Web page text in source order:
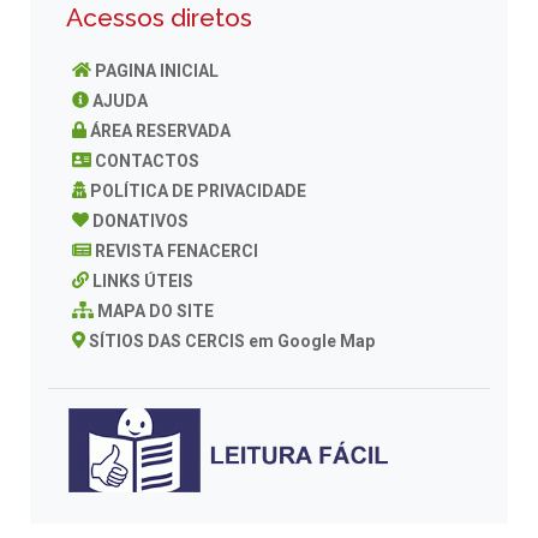
Acessos diretos
PAGINA INICIAL
AJUDA
ÁREA RESERVADA
CONTACTOS
POLÍTICA DE PRIVACIDADE
DONATIVOS
REVISTA FENACERCI
LINKS ÚTEIS
MAPA DO SITE
SÍTIOS DAS CERCIS em Google Map